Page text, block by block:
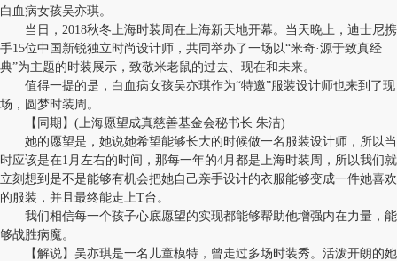
白血病女孩吴亦琪。
当日，2018秋冬上海时装周在上海新天地开幕。当天晚上，迪士尼携
手15位中国新锐独立时尚设计师，共同举办了一场以“米奇·源于致真经
典”为主题的时装展示，致敬米老鼠的过去、现在和未来。
值得一提的是，白血病女孩吴亦琪作为“特邀”服装设计师也来到了现
场，圆梦时装周。
【同期】(上海愿望成真慈善基金会秘书长 朱洁)
她的愿望是，她说她希望能够长大的时候做一名服装设计师，所以当
时应该是在1月左右的时间，那每一年的4月都是上海时装周，所以我们就
立刻想到是不是能够有机会把她自己亲手设计的衣服能够变成一件她喜欢
的服装，并且最终能走上T台。
我们相信每一个孩子心底愿望的实现都能够帮助他增强内在力量，能
够战胜病魔。
【解说】吴亦琪是一名儿童模特，曾走过多场时装秀。活泼开朗的她